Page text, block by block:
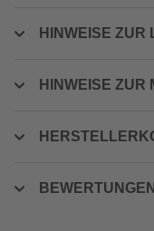
HINWEISE ZUR
HINWEISE ZUR
BEWERTUNGEN